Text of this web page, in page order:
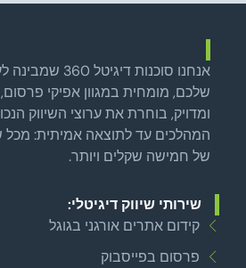
אנחנו סוכנות
ומדויק, בוחרת את ערוצי השיווק
המהלכים עד לתוצאה אמיתית:
של חמישה שקלים ויותר.
שירותי שיווק דיגיטלי:
קידום אתרים אורגני בגוגל
פרסום בפייסבוק